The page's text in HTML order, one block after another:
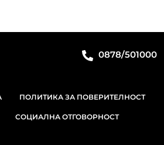
0878/501000
ПОЛИТИКА ЗА ПОВЕРИТЕЛНОСТ
СОЦИАЛНА ОТГОВОРНОСТ